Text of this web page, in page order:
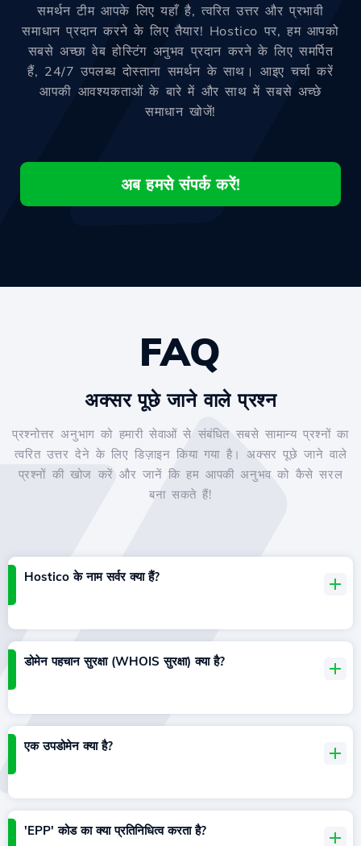
समर्थन टीम आपके लिए यहाँ है, त्वरित उत्तर और प्रभावी
समाधान प्रदान करने के लिए तैयार! Hostico पर, हम आपको
सबसे अच्छा वेब होस्टिंग अनुभव प्रदान करने के लिए समर्पित
हैं, 24/7 उपलब्ध दोस्ताना समर्थन के साथ। आइए चर्चा करें
आपकी आवश्यकताओं के बारे में और साथ में सबसे अच्छे
समाधान खोजें!
अब हमसे संपर्क करें!
FAQ
अक्सर पूछे जाने वाले प्रश्न
प्रश्नोत्तर अनुभाग को हमारी सेवाओं से संबंधित सबसे सामान्य प्रश्नों का
त्वरित उत्तर देने के लिए डिज़ाइन किया गया है। अक्सर पूछे जाने वाले
प्रश्नों की खोज करें और जानें कि हम आपकी अनुभव को कैसे सरल
बना सकते हैं!
Hostico के नाम सर्वर क्या हैं?
डोमेन पहचान सुरक्षा (WHOIS सुरक्षा) क्या है?
एक उपडोमेन क्या है?
'EPP' कोड का क्या प्रतिनिधित्व करता है?